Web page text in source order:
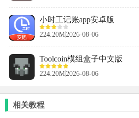
小时工记账app安卓版
224.20M 2026-08-06
Toolcoin模组盒子中文版
224.20M 2026-08-06
相关教程